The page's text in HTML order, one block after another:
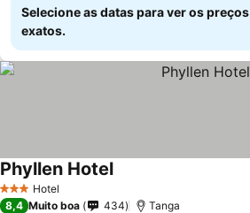
Selecione as datas para ver os preços
exatos.
3 EstrelasHotel
Phyllen Hotel
8,4 Muito boa 434 Tanga